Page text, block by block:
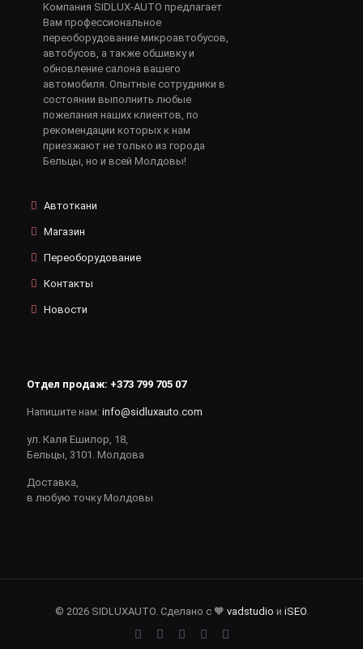
Компания SIDLUX-AUTO предлагает
Вам профессиональное
переоборудование микроавтобусов,
автобусов, а также обшивку и
обновление салона вашего
автомобиля. Опытные сотрудники в
состоянии выполнить любые
пожелания наших клиентов, по
рекомендации которых к нам
приезжают не только из города
Бельцы, но и всей Молдовы!
Автоткани
Магазин
Переоборудование
Контакты
Новости
Отдел продаж: +373 799 705 07
Напишите нам: info@sidluxauto.com
ул. Каля Ешилор, 18,
Бельцы, 3101. Молдова
Доставка,
в любую точку Молдовы
© 2026 SIDLUXAUTO. Сделано с 🧡 vadstudio и iSEO.